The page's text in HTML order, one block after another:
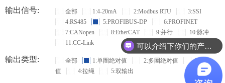
输出信号: 全部 1:4-20mA 2:Modbus RTU
3:SSI
4:RS485
5:PROFIBUS-DP
6:PROFINET
7:CANopen
8:EtherCAT 9:并行
10:脉冲
11:CC-Link
输出类型: 全部 1:单圈绝对值 2:多圈绝对值
3:增量
值
4:拉绳 5:双输出
可以介绍下你们的产品么？